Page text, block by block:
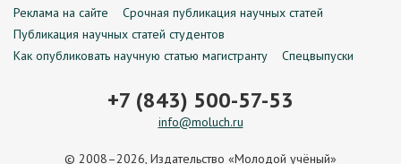
Реклама на сайте
Срочная публикация научных статей
Публикация научных статей студентов
Как опубликовать научную статью магистранту
Спецвыпуски
+7 (843) 500-57-53
info@moluch.ru
© 2008–2026, Издательство «Молодой учёный»